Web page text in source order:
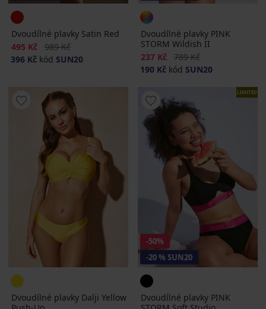
Dvoudílné plavky Satin Red
Sleva
495 Kč Původní cena
989 Kč
396 Kč kód SUN20
Dvoudílné plavky PINK
STORM Wildish II
Sleva
237 Kč Původní cena
789 Kč
190 Kč kód SUN20
Dvoudílné plavky Dalji Yellow
LIMITED
-50%
-20 % SUN20
Dvoudílné plavky PINK